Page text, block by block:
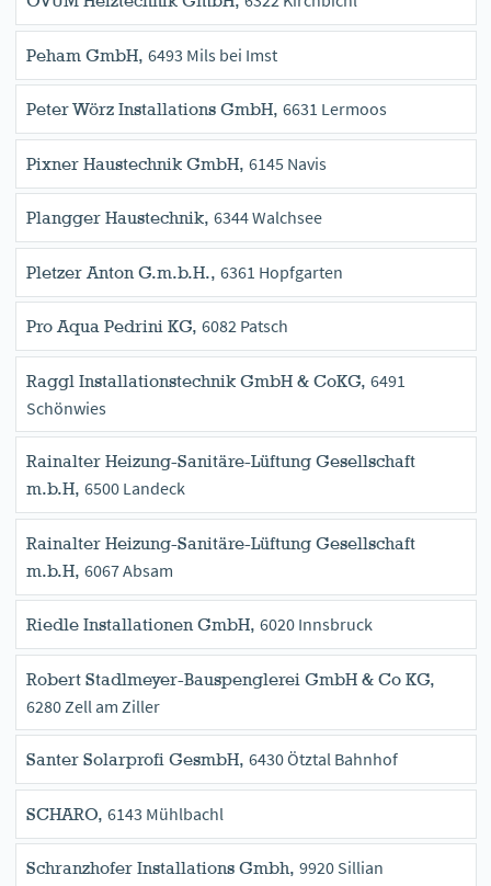
Peham GmbH, 6493 Mils bei Imst
Peter Wörz Installations GmbH, 6631 Lermoos
Pixner Haustechnik GmbH, 6145 Navis
Plangger Haustechnik, 6344 Walchsee
Pletzer Anton G.m.b.H., 6361 Hopfgarten
Pro Aqua Pedrini KG, 6082 Patsch
Raggl Installationstechnik GmbH & CoKG, 6491
Schönwies
Rainalter Heizung-Sanitäre-Lüftung Gesellschaft
m.b.H, 6500 Landeck
Rainalter Heizung-Sanitäre-Lüftung Gesellschaft
m.b.H, 6067 Absam
Riedle Installationen GmbH, 6020 Innsbruck
Robert Stadlmeyer-Bauspenglerei GmbH & Co KG,
6280 Zell am Ziller
Santer Solarprofi GesmbH, 6430 Ötztal Bahnhof
SCHARO, 6143 Mühlbachl
Schranzhofer Installations Gmbh, 9920 Sillian